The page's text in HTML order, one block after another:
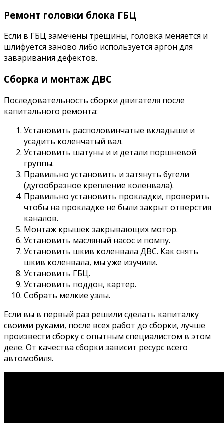
Ремонт головки блока ГБЦ
Если в ГБЦ замечены трещины, головка меняется и
шлифуется заново либо используется аргон для
заваривания дефектов.
Сборка и монтаж ДВС
Последовательность сборки двигателя после
капитального ремонта:
Установить располовинчатые вкладыши и
усадить коленчатый вал.
Установить шатуны и и детали поршневой
группы.
Правильно установить и затянуть бугели
(дугообразное крепление коленвала).
Правильно установить прокладки, проверить
чтобы на прокладке не были закрыт отверстия
каналов.
Монтаж крышек закрывающих мотор.
Установить масляный насос и помпу.
Установить шкив коленвала ДВС. Как снять
шкив коленвала, мы уже изучили.
Установить ГБЦ.
Установить поддон, картер.
Собрать мелкие узлы.
Если вы в первый раз решили сделать капиталку
своими руками, после всех работ до сборки, лучше
произвести сборку с опытным специалистом в этом
деле. От качества сборки зависит ресурс всего
автомобиля.